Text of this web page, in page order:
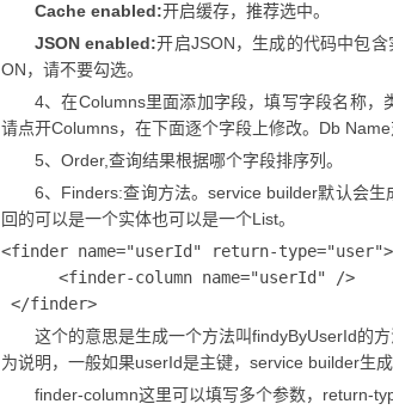
Cache enabled:开启缓存，推荐选中。
JSON enabled:开启JSON，生成的代码中包
ON，请不要勾选。
4、在Columns里面添加字段，填写字段名称，
请点开Columns，在下面逐个字段上修改。Db
5、Order,查询结果根据哪个字段排序列。
6、Finders:查询方法。service builder默认会
回的可以是一个实体也可以是一个List。
<finder name="userId" return-type="user">
<finder-column name="userId" />
</finder>
这个的意思是生成一个方法叫findyByUserId的
为说明，一般如果userId是主键，service builder生
finder-column这里可以填写多个参数，return-